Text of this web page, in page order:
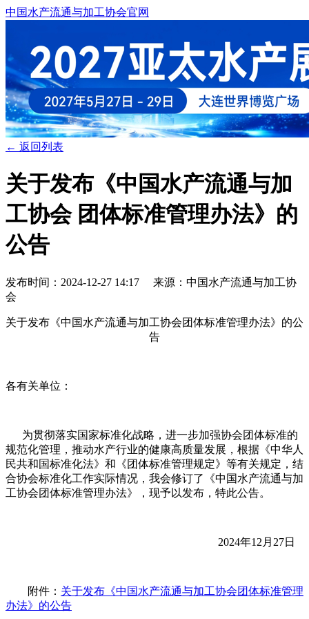
中国水产流通与加工协会官网
← 返回列表
关于发布《中国水产流通与加
工协会 团体标准管理办法》的
公告
发布时间：2024-12-27 14:17 来源：中国水产流通与加工协
会
关于发布《中国水产流通与加工协会团体标准管理办法》的公
告
各有关单位：
为贯彻落实国家标准化战略，进一步加强协会团体标准的
规范化管理，推动水产行业的健康高质量发展，根据《中华人
民共和国标准化法》和《团体标准管理规定》等有关规定，结
合协会标准化工作实际情况，我会修订了《中国水产流通与加
工协会团体标准管理办法》，现予以发布，特此公告。
2024年12月27日
附件： 关于发布《中国水产流通与加工协会团体标准管理
办法》的公告